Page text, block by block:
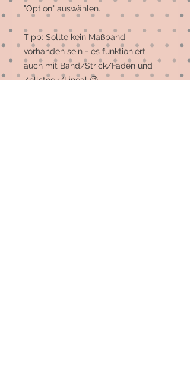
"Option" auswählen.
Tipp: Sollte kein Maßband
vorhanden sein - es funktioniert
auch mit Band/Strick/Faden und
Zollstock/Lineal 😉